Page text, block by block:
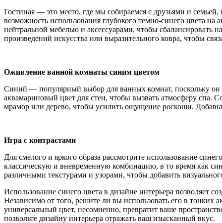
Гостиная — это место, где мы собираемся с друзьями и
возможность использования глубокого темно-синего цвета
нейтральной мебелью и аксессуарами, чтобы
произведений искусства или выразительного ковра, чтобы
Оживление ванной комнаты синим цветом
Синий — популярный выбор для ванных комнат, поскольку
аквамариновый цвет для стен, чтобы вызвать атмосферу спа.
мрамор или дерево, чтобы усилить ощущение роскоши.
Игра с контрастами
Для смелого и яркого образа рассмотрите использование
классическую и вневременную комбинацию, в то время как
различными текстурами и узорами, чтобы добавить
Использование синего цвета в дизайне интерьера позволяет
Независимо от того, решите ли вы использовать его в тонких
универсальный цвет, несомненно, превратит ваше
позвольте дизайну интерьера отражать ваш изысканный вкус.